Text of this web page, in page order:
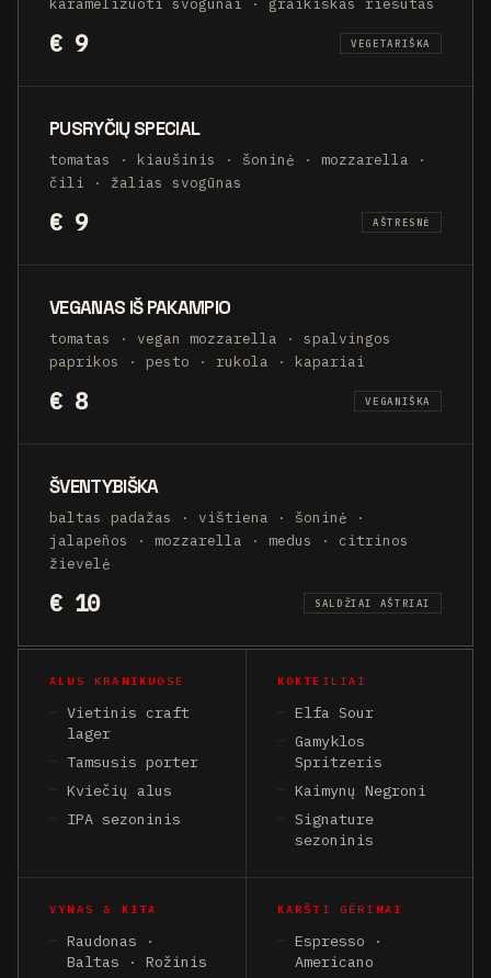
€ 9 VEGETARIŠKA
PUSRYČIŲ SPECIAL
tomatas · kiaušinis · šoninė · mozzarella ·
čili · žalias svogūnas
€ 9 AŠTRESNĖ
VEGANAS IŠ PAKAMPIO
tomatas · vegan mozzarella · spalvingos
paprikos · pesto · rukola · kapariai
€ 8 VEGANIŠKA
ŠVENTYBIŠKA
baltas padažas · vištiena · šoninė ·
jalapeños · mozzarella · medus · citrinos
žievelė
€ 10 SALDŽIAI AŠTRIAI
ALUS KRANIKUOSE
Vietinis craft
lager
Tamsusis porter
Kviečių alus
IPA sezoninis
KOKTEILIAI
Elfa Sour
Gamyklos
Spritzeris
Kaimynų Negroni
Signature
sezoninis
VYNAS & KITA
Raudonas ·
Baltas · Rožinis
KARŠTI GĖRIMAI
Espresso ·
Americano